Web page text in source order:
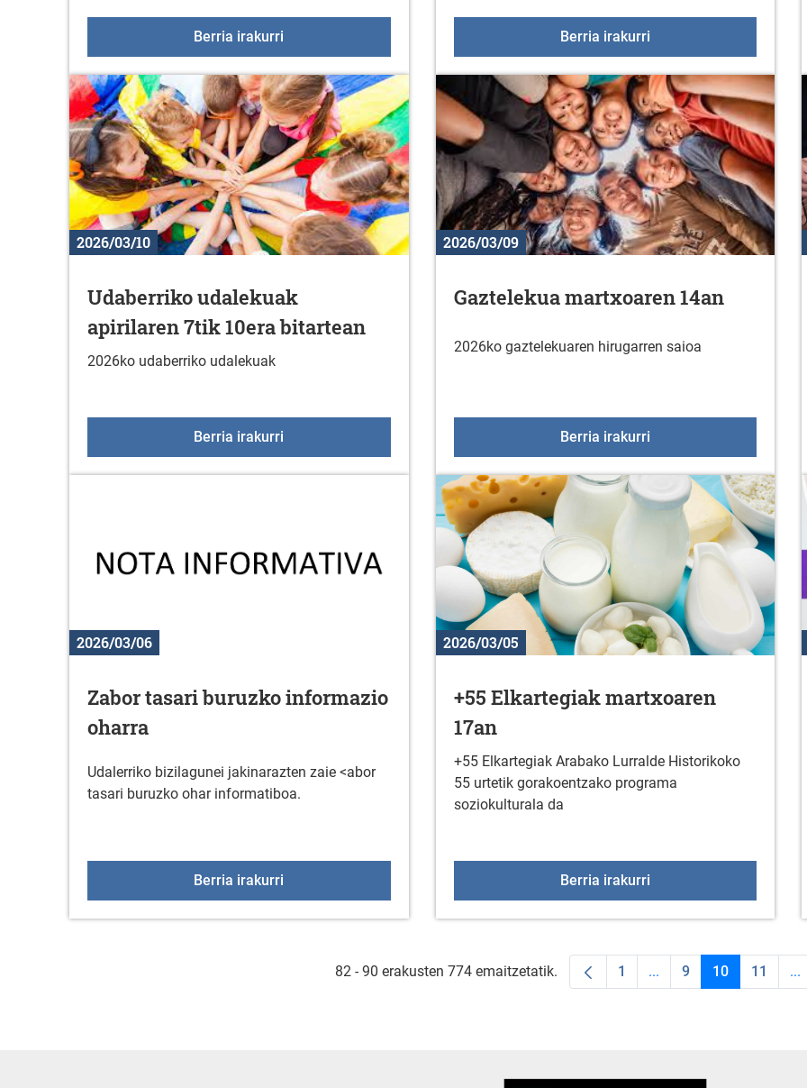
Berria irakurri KZGUNEAko hurrengo bisita: Apirilak 20, 21 eta 22
Berria irakurriMakrame tailerra
2026/03/10
Udaberriko udalekuak
apirilaren 7tik 10era bitartean
2026ko udaberriko udalekuak
Berria irakurri Udaberriko udalekuak apirilaren 7tik 10era bitartean
2026/03/09
Gaztelekua martxoaren 14an
2026ko gaztelekuaren hirugarren saioa
Berria irakurriGaztelekua martxoaren
2026/03/06
Zabor tasari buruzko informazio
oharra
Udalerriko bizilagunei jakinarazten zaie <abor
tasari buruzko ohar informatiboa.
Berria irakurri
2026/03/05
+55 Elkartegiak martxoaren
17an
+55 Elkartegiak Arabako Lurralde Historikoko
55 urtetik gorakoentzako programa
soziokulturala da
Berria irakurri+55 Elkartegiak
82 - 90 erakusten 774 emaitzetatik. Orrialdea
1 ...Intermediate Pages Use
Orrialdea
9 Orrialdea
10 11 ...